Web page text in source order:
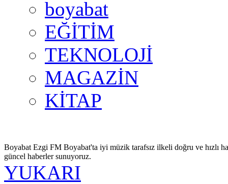
boyabat
EĞİTİM
TEKNOLOJİ
MAGAZİN
KİTAP
Boyabat Ezgi FM Boyabat'ta iyi müzik tarafsız ilkeli doğru ve hızlı
güncel haberler sunuyoruz.
YUKARI